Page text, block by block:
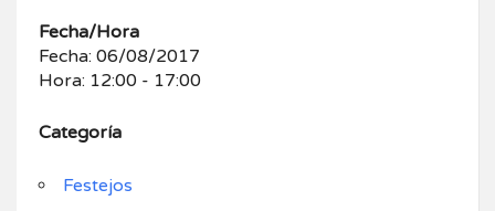
Fecha/Hora
Fecha: 06/08/2017
Hora: 12:00 - 17:00
Categoría
Festejos